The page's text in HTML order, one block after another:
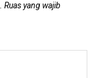
Ruas yang wajib